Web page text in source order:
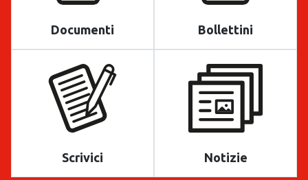
Documenti Bollettini
Scrivici Notizie